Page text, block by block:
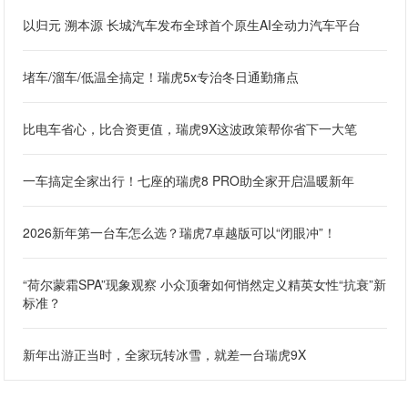
以归元 溯本源 长城汽车发布全球首个原生AI全动力汽车平台
堵车/溜车/低温全搞定！瑞虎5x专治冬日通勤痛点
比电车省心，比合资更值，瑞虎9X这波政策帮你省下一大笔
一车搞定全家出行！七座的瑞虎8 PRO助全家开启温暖新年
2026新年第一台车怎么选？瑞虎7卓越版可以“闭眼冲”！
“荷尔蒙霜SPA”现象观察 小众顶奢如何悄然定义精英女性“抗衰”新
标准？
新年出游正当时，全家玩转冰雪，就差一台瑞虎9X